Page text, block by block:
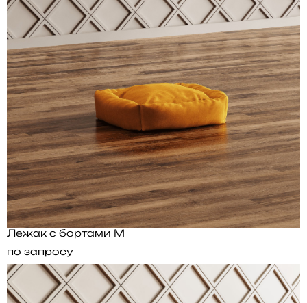
Лежак с бортами M
по запросу